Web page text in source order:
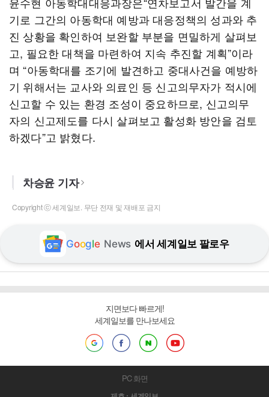
기로 그간의 아동학대 예방과 대응정책의 성과와 추
진 상황을 확인하여 보완할 부분을 면밀하게 살펴보
고, 필요한 대책을 마련하여 지속 추진할 계획”이라
며 “아동학대를 조기에 발견하고 중대사건을 예방하
기 위해서는 교사와 의료인 등 신고의무자가 적시에
신고할 수 있는 환경 조성이 중요하므로, 신고의무
자의 신고제도를 다시 살펴보고 활성화 방안을 검토
하겠다”고 밝혔다.
차승윤 기자
Copyright ⓒ 세계일보. 무단 전재 및 재배포 금지
Google News 에서 세계일보 팔로우
지면보다 빠르게!
세계일보를 만나보세요
PC 화면